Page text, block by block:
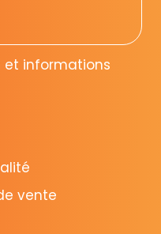
et informations
vente